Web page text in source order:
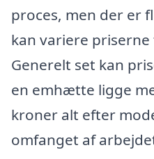
proces, men der er
kan variere
Generelt set kan
en emhætte ligge
kroner alt efter
omfanget af